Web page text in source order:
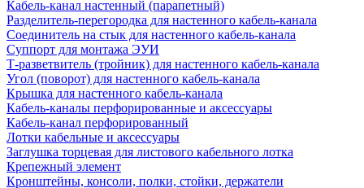
Кабель-канал настенный (парапетный)
Разделитель-перегородка для настенного кабель-канала
Соединитель на стык для настенного кабель-канала
Суппорт для монтажа ЭУИ
Т-разветвитель (тройник) для настенного кабель-канала
Угол (поворот) для настенного кабель-канала
Крышка для настенного кабель-канала
Кабель-каналы перфорированные и аксессуары
Кабель-канал перфорированный
Лотки кабельные и аксессуары
Заглушка торцевая для листового кабельного лотка
Крепежный элемент
Кронштейны, консоли, полки, стойки, держатели